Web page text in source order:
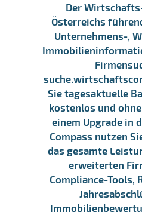
Der
Österreichs
Unternehmens-,
Sie tagesaktuelle
kostenlos und
einem Upgrade in
Compass nutzen
das gesamte
erweiterten
Compliance-Tools,